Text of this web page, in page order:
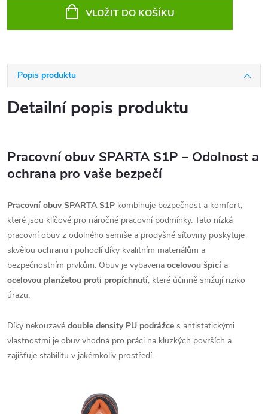
VLOŽIT DO KOŠÍKU
Popis produktu
Detailní popis produktu
Pracovní obuv SPARTA S1P – Odolnost a
ochrana pro vaše bezpečí
Pracovní obuv SPARTA S1P kombinuje bezpečnost a komfort,
které jsou klíčové pro náročné pracovní podmínky. Tato nízká
pracovní obuv z odolného semiše a prodyšné síťoviny poskytuje
skvělou ochranu i pohodlí díky kvalitním materiálům a
bezpečnostním prvkům. Obuv je vybavena ocelovou špicí a
ocelovou planžetou proti propíchnutí, které účinně snižují riziko
úrazu.
Díky nekouzavé double density PU podrážce s antistatickými
vlastnostmi je obuv vhodná pro práci na kluzkých površích a
zajišťuje stabilitu v jakémkoliv prostředí.